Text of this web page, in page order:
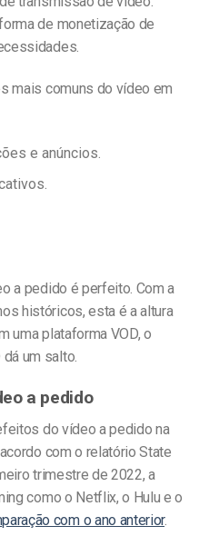
de monetização de
mais comuns do vídeo em
e anúncios.
a pedido é perfeito. Com a
históricos, esta é a altura
uma plataforma VOD, o
um salto.
a pedido
do vídeo a pedido na
com o relatório State
trimestre de 2022, a
como o Netflix, o Hulu e o
com o ano anterior.